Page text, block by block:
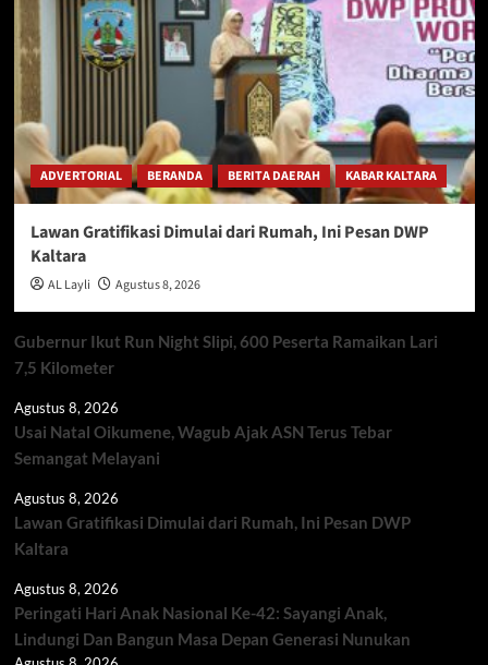
ADVERTORIAL BERANDA BERITA DAERAH KABAR KALTARA
Lawan Gratifikasi Dimulai dari Rumah, Ini Pesan DWP
Kaltara
AL Layli Agustus 8, 2026
Gubernur Ikut Run Night Slipi, 600 Peserta Ramaikan Lari
7,5 Kilometer
Agustus 8, 2026
Usai Natal Oikumene, Wagub Ajak ASN Terus Tebar
Semangat Melayani
Agustus 8, 2026
Lawan Gratifikasi Dimulai dari Rumah, Ini Pesan DWP
Kaltara
Agustus 8, 2026
Peringati Hari Anak Nasional Ke-42: Sayangi Anak,
Lindungi Dan Bangun Masa Depan Generasi Nunukan